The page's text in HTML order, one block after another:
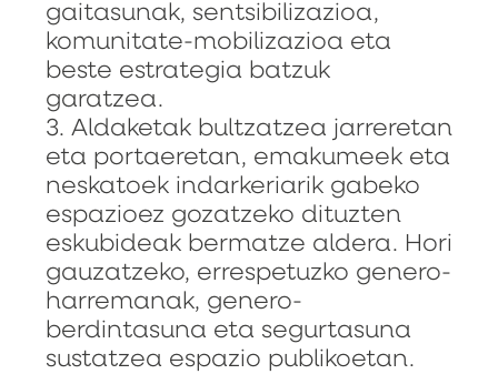
gaitasunak, sentsibilizazioa,
komunitate-mobilizazioa eta
beste estrategia batzuk
garatzea.
3. Aldaketak bultzatzea jarreretan
eta portaeretan, emakumeek eta
neskatoek indarkeriarik gabeko
espazioez gozatzeko dituzten
eskubideak bermatze aldera. Hori
gauzatzeko, errespetuzko genero-
harremanak, genero-
berdintasuna eta segurtasuna
sustatzea espazio publikoetan.